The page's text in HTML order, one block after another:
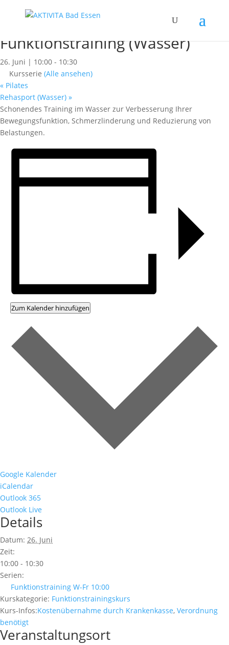
« Alle Kurse
Funktionstraining (Wasser)
26. Juni | 10:00 - 10:30
Kursserie (Alle ansehen)
« Pilates
Rehasport (Wasser) »
Schonendes Training im Wasser zur Verbesserung Ihrer
Bewegungsfunktion, Schmerzlinderung und Reduzierung von
Belastungen.
Zum Kalender hinzufügen
Google Kalender
iCalendar
Outlook 365
Outlook Live
Details
Datum: 26. Juni
Zeit:
10:00 - 10:30
Serien:
Funktionstraining W-Fr 10:00
Kurskategorie: Funktionstrainingskurs
Kurs-Infos:Kostenübernahme durch Krankenkasse, Verordnung
benötigt
Veranstaltungsort